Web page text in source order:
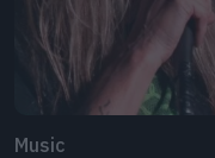
Music